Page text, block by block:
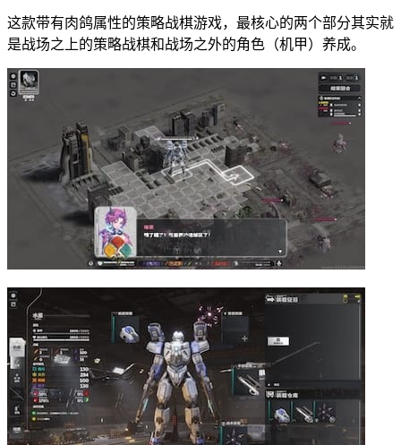
这款带有肉鸽属性的策略战棋游戏，最核心的两个部分其实就
是战场之上的策略战棋和战场之外的角色（机甲）养成。